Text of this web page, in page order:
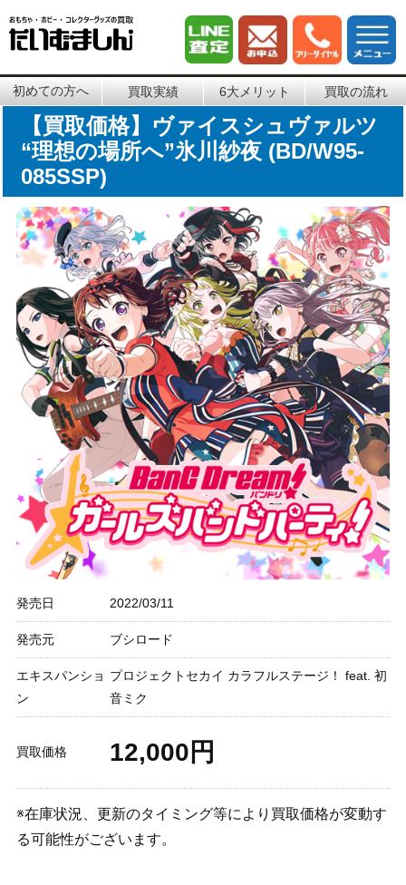
初めての方へ 買取実績 6大メリット 買取の流れ
【買取価格】ヴァイスシュヴァルツ
“理想の場所へ”氷川紗夜 (BD/W95-
085SSP)
発売日 2022/03/11
発売元 ブシロード
エキスパンショ
ン
プロジェクトセカイ カラフルステージ！ feat. 初
音ミク
買取価格 12,000円
※在庫状況、更新のタイミング等により買取価格が変動す
る可能性がございます。